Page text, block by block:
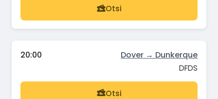
Otsi
20:00 Dover → Dunkerque
DFDS
Otsi